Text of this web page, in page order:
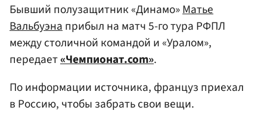
Бывший полузащитник «Динамо»Матье
Вальбуэнаприбыл на матч 5-го тура РФПЛ
между столичной командой и «Уралом»,
передает«Чемпионат.com».
По информации источника, француз приехал
в Россию, чтобы забрать свои вещи.